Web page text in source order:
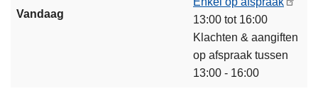
Vandaag
13:00 tot 16:00
Klachten & aangiften
op afspraak tussen
13:00 - 16:00